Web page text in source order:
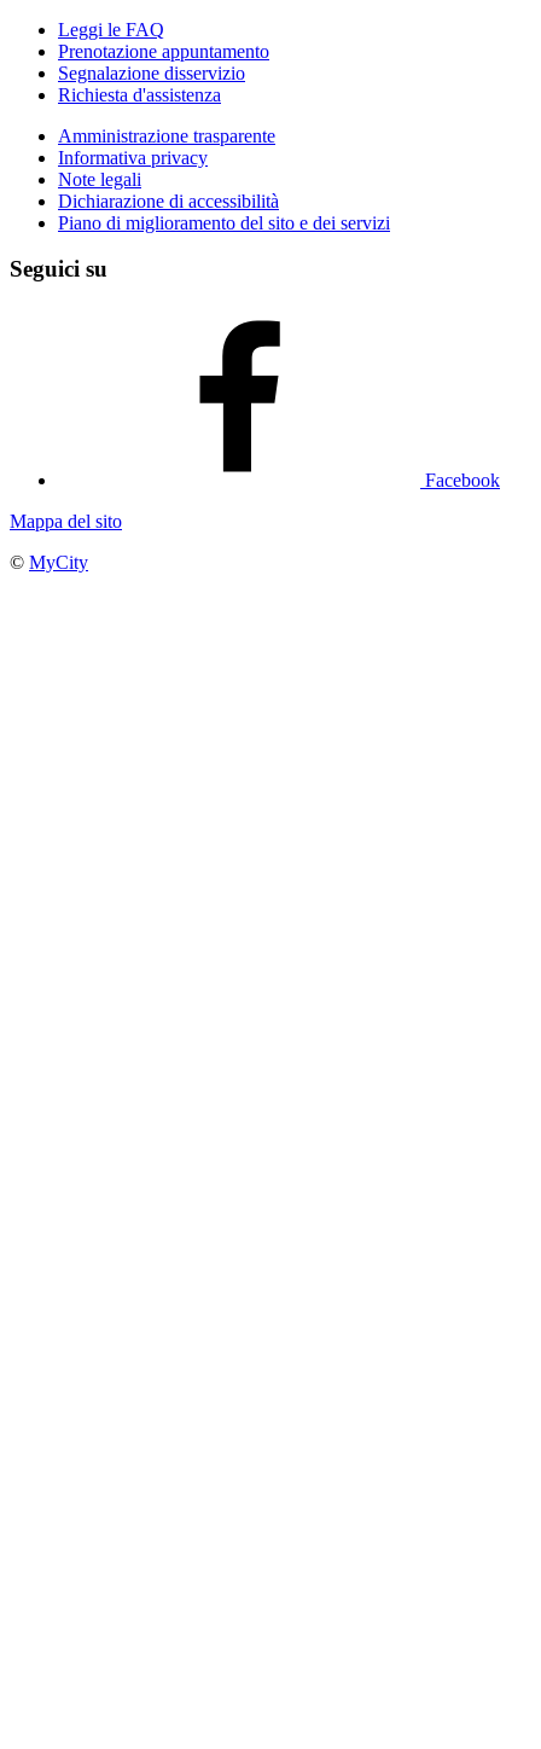
Leggi le FAQ
Prenotazione appuntamento
Segnalazione disservizio
Richiesta d'assistenza
Amministrazione trasparente
Informativa privacy
Note legali
Dichiarazione di accessibilità
Piano di miglioramento del sito e dei servizi
Seguici su
Facebook
Mappa del sito
© MyCity